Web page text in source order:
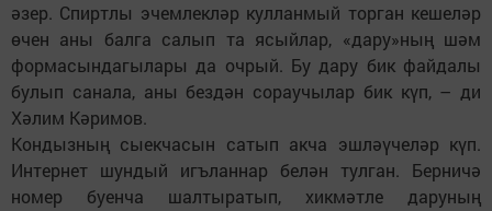
әзер. Спиртлы эчемлекләр кулланмый торган кешеләр
өчен аны балга салып та ясыйлар, «дару»ның шәм
формасындагылары да очрый. Бу дару бик файдалы
булып санала, аны бездән сораучылар бик күп, – ди
Хәлим Кәримов.
Кондызның сыекчасын сатып акча эшләүчеләр күп.
Интернет шундый игъланнар белән тулган. Берничә
номер буенча шалтыратып, хикмәтле даруның